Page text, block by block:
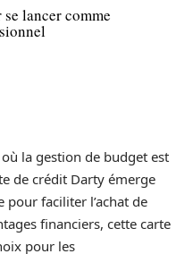
lancer comme
la gestion de budget est
de crédit Darty émerge
faciliter l’achat de
financiers, cette carte
pour les